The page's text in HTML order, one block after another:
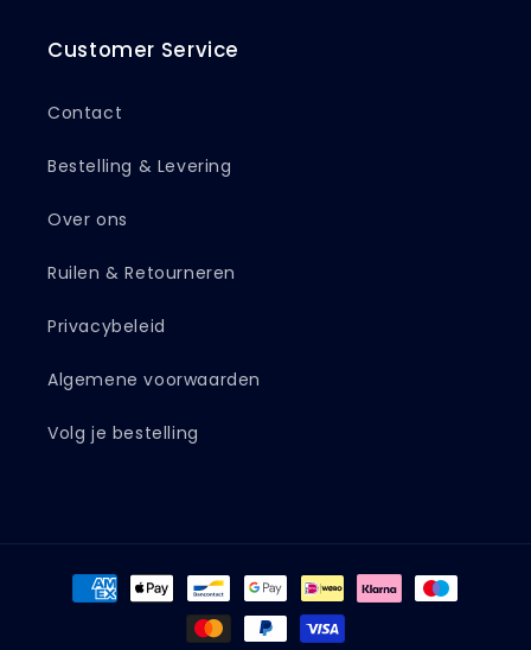
Customer Service
Contact
Bestelling & Levering
Over ons
Ruilen & Retourneren
Privacybeleid
Algemene voorwaarden
Volg je bestelling
Betaalmethoden